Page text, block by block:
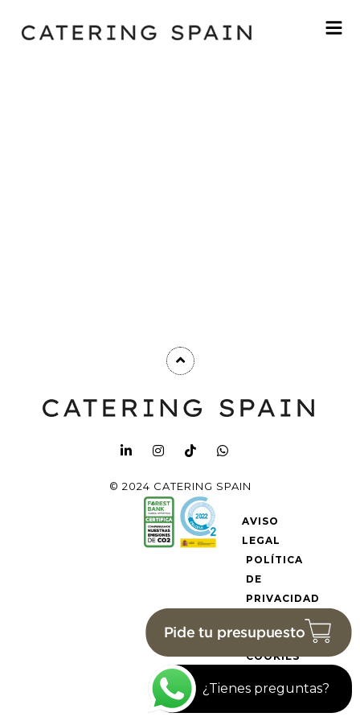
© 2024 CATERING SPAIN
AVISO
LEGAL
POLÍTICA
DE
PRIVACIDAD
DE
COOKIES
¿Tienes preguntas?